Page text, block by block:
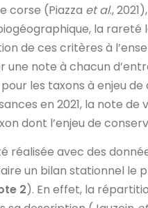
corse (Piazza et al.,
la
de ces critères à
note à chacun
les taxons à enjeu de
en 2021, la note de
dont l’enjeu de
réalisée avec des
un bilan stationnel le
2). En effet, la